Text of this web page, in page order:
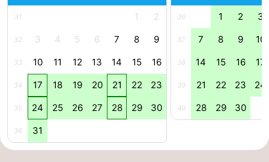
Piscines
Faire
Randonnée
Équitation
Terrains
de
Surfen
-
31 1 2
32 3 4 5 6 7 8 9
33 10 11 12 13 14 15 16
34 17 18 19 20 21 22 23
35 24 25 26 27 28 29 30
36 31
36 1 2 3
37 7 8 9 10
38 14 15 16 17
39 21 22 23 24
40 28 29 30